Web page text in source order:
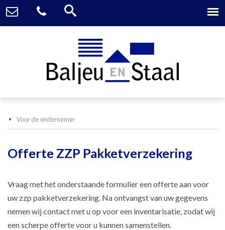
Voor de ondernemer
Offerte ZZP Pakketverzekering
Vraag met het onderstaande formulier een offerte aan voor
uw zzp pakketverzekering. Na ontvangst van uw gegevens
nemen wij contact met u op voor een inventarisatie, zodat wij
een scherpe offerte voor u kunnen samenstellen.